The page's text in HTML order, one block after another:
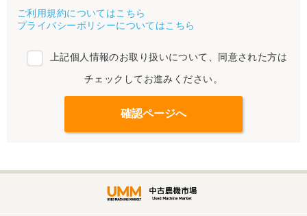
ご利用規約についてはこちら
プライバシーポリシーについてはこちら
上記個人情報のお取り扱いについて、同意された方は
チェックしてお進みください。